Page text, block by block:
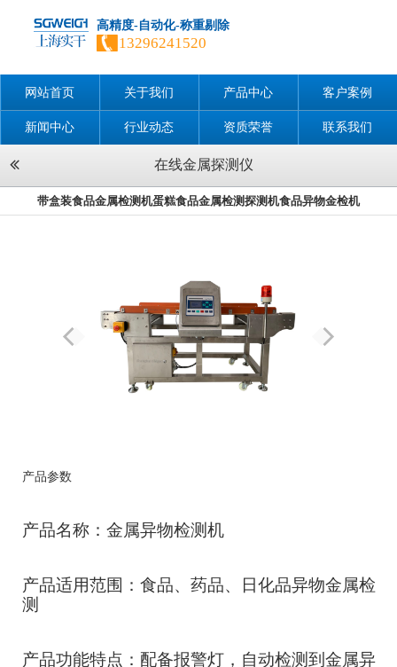
高精度-自动化-称重剔除
13296241520
网站首页 关于我们 产品中心 客户案例
新闻中心 行业动态 资质荣誉 联系我们
在线金属探测仪
带盒装食品金属检测机蛋糕食品金属检测探测机食品异物金检机
产品参数
产品名称：金属异物检测机
产品适用范围：食品、药品、日化品异物金属检
测
产品功能特点：配备报警灯，自动检测到金属异